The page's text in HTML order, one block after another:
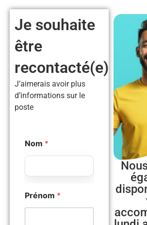
Je souhaite
être
recontacté(e)
J’aimerais avoir plus
d’informations sur le
poste
Nom *
Prénom *